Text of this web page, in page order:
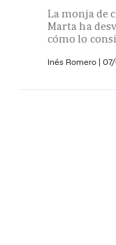
La monja de
Marta ha
cómo lo
Inés Romero |